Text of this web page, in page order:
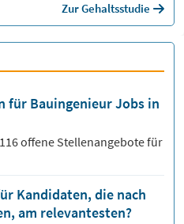
Zur Gehaltsstudie
für Bauingenieur Jobs in
116offene Stellenangebote für
Kandidaten, die nach
am relevantesten?